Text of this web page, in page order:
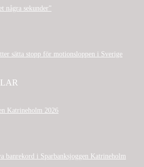
några sekunder”
sätta stopp för motionsloppen i Sverige
Katrineholm 2026
banrekord i Sparbanksjoggen Katrineholm